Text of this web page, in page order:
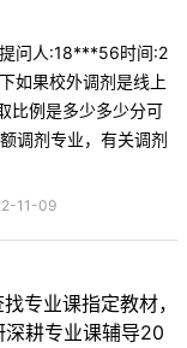
问人:18***56时间:2
如果校外调剂是线上
比例是多少多少分可
调剂专业，有关调剂
11-09
专业课指定教材，
耕专业课辅导20